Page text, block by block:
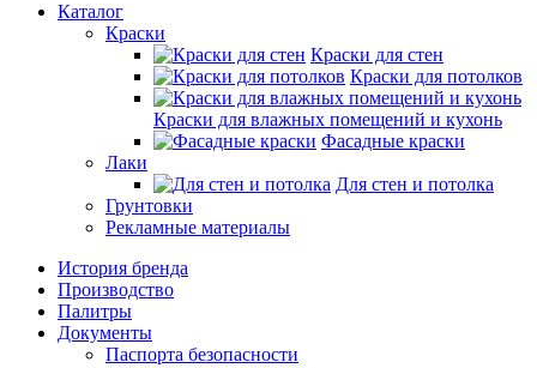
Каталог
Краски
Краски для стен
Краски для потолков
Краски для влажных помещений и кухонь
Фасадные краски
Лаки
Для стен и потолка
Грунтовки
Рекламные материалы
История бренда
Производство
Палитры
Документы
Паспорта безопасности